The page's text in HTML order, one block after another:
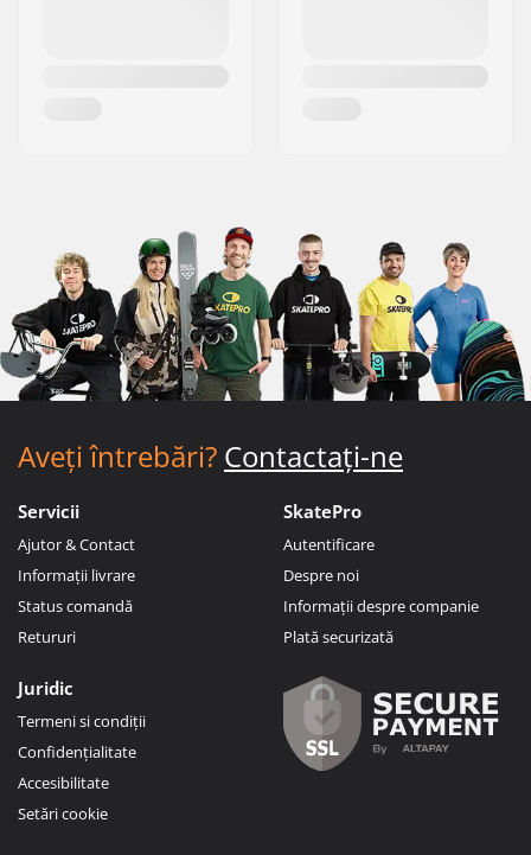
Aveți întrebări? Contactați-ne
Servicii
Ajutor & Contact
Informații livrare
Status comandă
Retururi
SkatePro
Autentificare
Despre noi
Informații despre companie
Plată securizată
Juridic
Termeni si condiții
Confidențialitate
Accesibilitate
Setări cookie